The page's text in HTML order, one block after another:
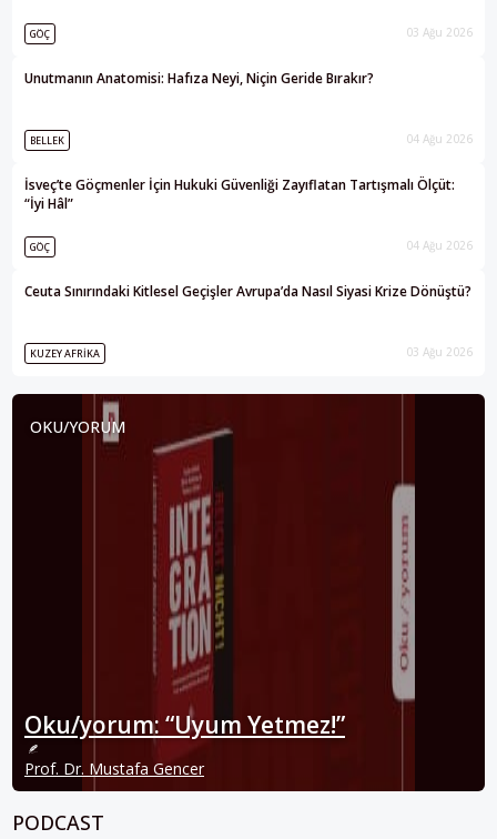
GÖÇ 03 Ağu 2026
Unutmanın Anatomisi: Hafıza Neyi, Niçin Geride Bırakır?
BELLEK 04 Ağu 2026
İsveç’te Göçmenler İçin Hukuki Güvenliği Zayıflatan Tartışmalı Ölçüt:
“İyi Hâl”
GÖÇ 04 Ağu 2026
Ceuta Sınırındaki Kitlesel Geçişler Avrupa’da Nasıl Siyasi Krize Dönüştü?
KUZEY AFRIKA 03 Ağu 2026
OKU/YORUM
Oku/yorum: “Uyum Yetmez!”
Prof. Dr. Mustafa Gencer
PODCAST